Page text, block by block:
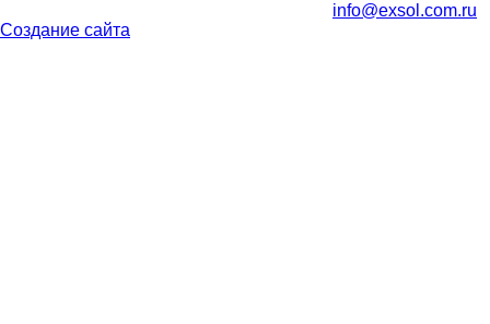
info@exsol.com.ru
Создание сайта